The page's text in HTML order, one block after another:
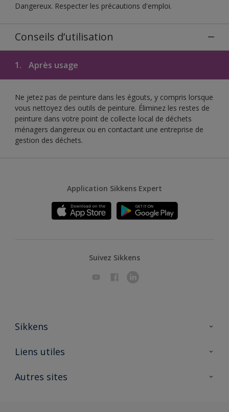
Dangereux. Respecter les précautions d'emploi.
Conseils d’utilisation
1. Après usage
Ne jetez pas de peinture dans les égouts, y compris lorsque
vous nettoyez des outils de peinture. Éliminez les restes de
peinture dans votre point de collecte local de déchets
ménagers dangereux ou en contactant une entreprise de
gestion des déchets.
Application Sikkens Expert
Suivez Sikkens
Sikkens
A propos de Sikkens
Liens utiles
Ouvrir un magasin PASS
Autres sites